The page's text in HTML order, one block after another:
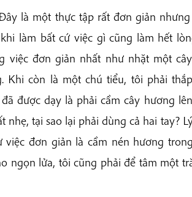
là một thực tập rất đơn giản
làm bất cứ việc gì cũng làm hết
việc đơn giản nhất như nhặt một
Khi còn là một chú tiểu, tôi phải
được dạy là phải cầm cây hương
nhẹ, tại sao lại phải dùng cả hai tay?
đơn giản là cầm nén hương
ngọn lửa, tôi cũng phải để tâm một